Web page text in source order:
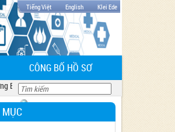
Tiếng Việt English Klei Ede
CÔNG BỐ HỒ SƠ
Ma Thuột, tỉnh Đắk Lắk